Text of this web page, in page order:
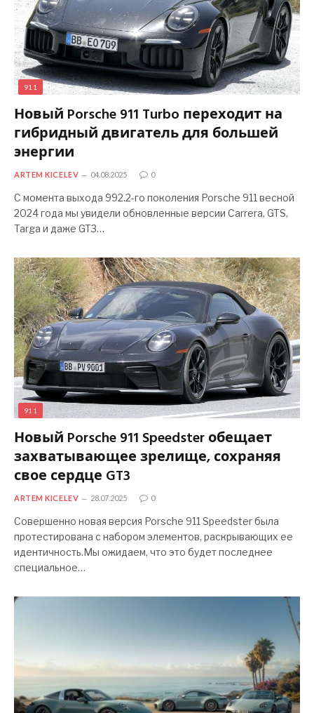
911
Новый Porsche 911 Turbo переходит на
гибридный двигатель для большей
энергии
ARTEM KICELEV 04.08.2025 0
С момента выхода 992.2-го поколения Porsche 911 весной
2024 года мы увидели обновленные версии Carrera, GTS,
Targa и даже GT3…
911
Новый Porsche 911 Speedster обещает
захватывающее зрелище, сохраняя
свое сердце GT3
ARTEM KICELEV 28.07.2025 0
Совершенно новая версия Porsche 911 Speedster была
протестирована с набором элементов, раскрывающих ее
идентичность.Мы ожидаем, что это будет последнее
специальное…